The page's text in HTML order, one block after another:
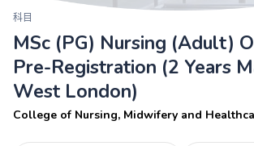
科目
MSc (PG) Nursing (Adult)
Pre-Registration (2 Years
West London)
College of Nursing, Midwifery and